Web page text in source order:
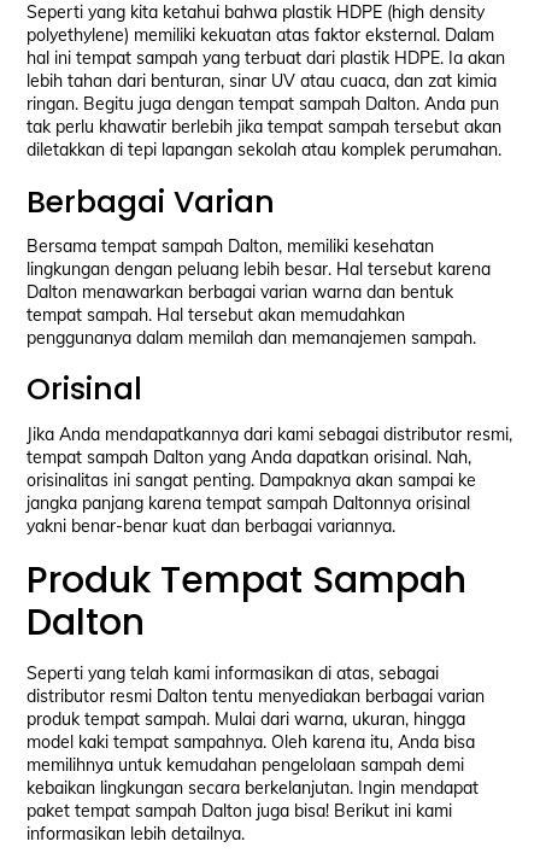
Seperti yang kita ketahui bahwa plastik HDPE (high density
polyethylene) memiliki kekuatan atas faktor eksternal. Dalam
hal ini tempat sampah yang terbuat dari plastik HDPE. Ia akan
lebih tahan dari benturan, sinar UV atau cuaca, dan zat kimia
ringan. Begitu juga dengan tempat sampah Dalton. Anda pun
tak perlu khawatir berlebih jika tempat sampah tersebut akan
diletakkan di tepi lapangan sekolah atau komplek perumahan.
Berbagai Varian
Bersama tempat sampah Dalton, memiliki kesehatan
lingkungan dengan peluang lebih besar. Hal tersebut karena
Dalton menawarkan berbagai varian warna dan bentuk
tempat sampah. Hal tersebut akan memudahkan
penggunanya dalam memilah dan memanajemen sampah.
Orisinal
Jika Anda mendapatkannya dari kami sebagai distributor resmi,
tempat sampah Dalton yang Anda dapatkan orisinal. Nah,
orisinalitas ini sangat penting. Dampaknya akan sampai ke
jangka panjang karena tempat sampah Daltonnya orisinal
yakni benar-benar kuat dan berbagai variannya.
Produk Tempat Sampah
Dalton
Seperti yang telah kami informasikan di atas, sebagai
distributor resmi Dalton tentu menyediakan berbagai varian
produk tempat sampah. Mulai dari warna, ukuran, hingga
model kaki tempat sampahnya. Oleh karena itu, Anda bisa
memilihnya untuk kemudahan pengelolaan sampah demi
kebaikan lingkungan secara berkelanjutan. Ingin mendapat
paket tempat sampah Dalton juga bisa! Berikut ini kami
informasikan lebih detailnya.